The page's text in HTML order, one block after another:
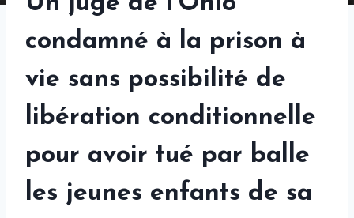
condamné à la prison à
vie sans possibilité de
libération conditionnelle
pour avoir tué par balle
les jeunes enfants de sa